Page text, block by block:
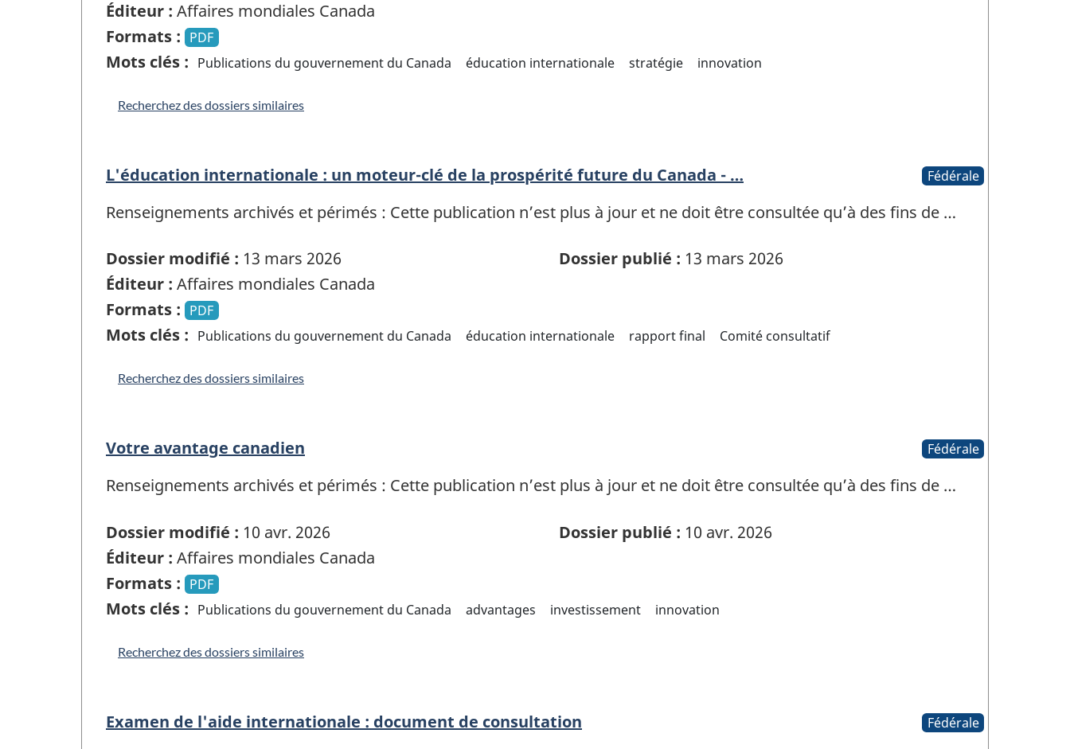
Éditeur : Affaires mondiales Canada
Formats : PDF
Mots clés : Publications du gouvernement du Canada éducation internationale stratégie innovation
Recherchez des dossiers similaires
L'éducation internationale : un moteur-clé de la prospérité future du Canada - … Fédérale
Renseignements archivés et périmés : Cette publication n’est plus à jour et ne doit être consultée qu’à des fins de …
Dossier modifié : 13 mars 2026 Dossier publié : 13 mars 2026
Éditeur : Affaires mondiales Canada
Formats : PDF
Mots clés : Publications du gouvernement du Canada éducation internationale rapport final Comité consultatif
Recherchez des dossiers similaires
Votre avantage canadien Fédérale
Renseignements archivés et périmés : Cette publication n’est plus à jour et ne doit être consultée qu’à des fins de …
Dossier modifié : 10 avr. 2026 Dossier publié : 10 avr. 2026
Éditeur : Affaires mondiales Canada
Formats : PDF
Mots clés : Publications du gouvernement du Canada advantages investissement innovation
Recherchez des dossiers similaires
Examen de l'aide internationale : document de consultation Fédérale